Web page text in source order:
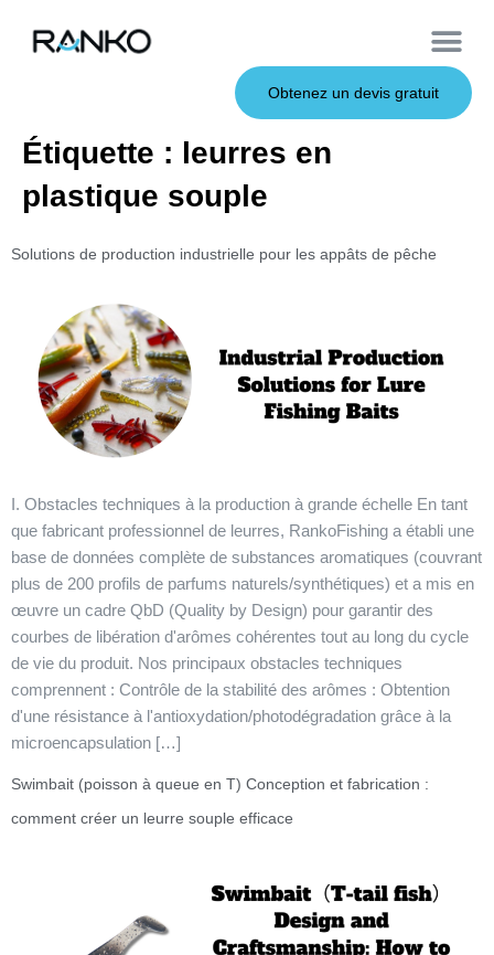
Obtenez un devis gratuit
Étiquette : leurres en
plastique souple
Solutions de production industrielle pour les appâts de pêche
I. Obstacles techniques à la production à grande échelle En tant
que fabricant professionnel de leurres, RankoFishing a établi une
base de données complète de substances aromatiques (couvrant
plus de 200 profils de parfums naturels/synthétiques) et a mis en
œuvre un cadre QbD (Quality by Design) pour garantir des
courbes de libération d'arômes cohérentes tout au long du cycle
de vie du produit. Nos principaux obstacles techniques
comprennent : Contrôle de la stabilité des arômes : Obtention
d'une résistance à l'antioxydation/photodégradation grâce à la
microencapsulation […]
Swimbait (poisson à queue en T) Conception et fabrication :
comment créer un leurre souple efficace